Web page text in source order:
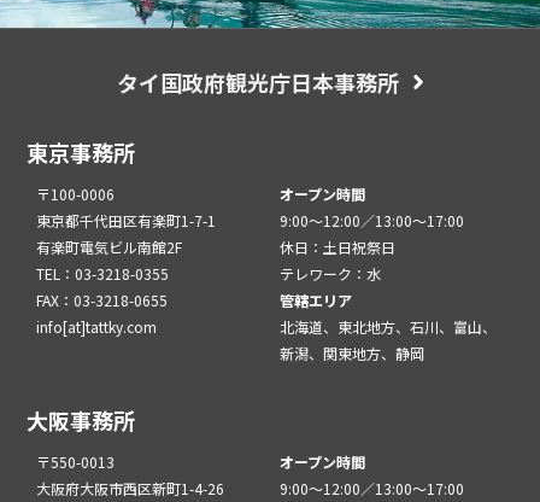
タイ国政府観光庁日本事務所
東京事務所
〒100-0006
東京都千代田区有楽町1-7-1
有楽町電気ビル南館2F
TEL：03-3218-0355
FAX：03-3218-0655
info[at]tattky.com
オープン時間
9:00～12:00／13:00～17:00
休日：土日祝祭日
テレワーク：水
管轄エリア
北海道、東北地方、石川、富山、
新潟、関東地方、静岡
大阪事務所
〒550-0013
大阪府大阪市西区新町1-4-26
オープン時間
9:00～12:00／13:00～17:00